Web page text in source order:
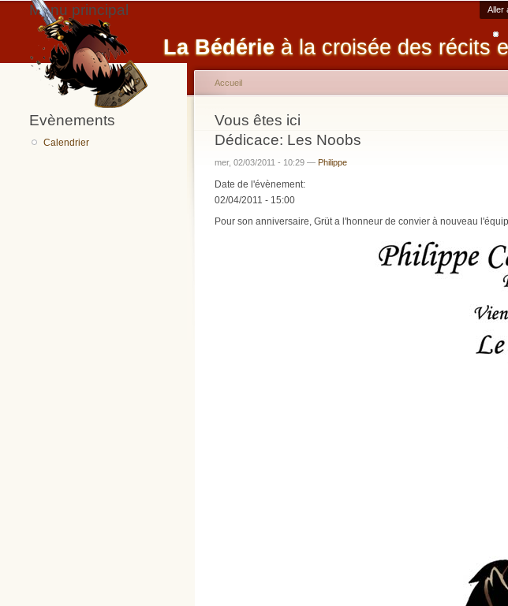
Aller
La Bédérie à la croisée des récits
Menu principal
Evènements
Calendrier
Vous êtes ici
Accueil
Dédicace: Les Noobs
mer, 02/03/2011 - 10:29 — Philippe
Date de l'évènement:
02/04/2011 - 15:00
Pour son anniversaire, Grüt a l'honneur de convier à nouveau